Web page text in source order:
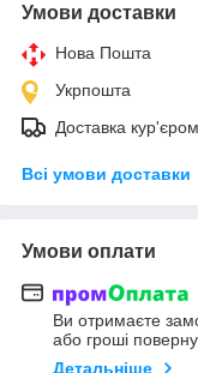
Умови доставки
Нова Пошта
Укрпошта
Доставка кур'єром
Всі умови доставки
Умови оплати
Ви отримаєте
або гроші
Детальніше